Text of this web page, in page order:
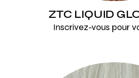
ZTC LIQUID
Inscrivez-vous pour